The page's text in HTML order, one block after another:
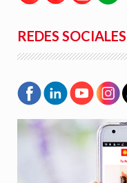
REDES SOCIALES